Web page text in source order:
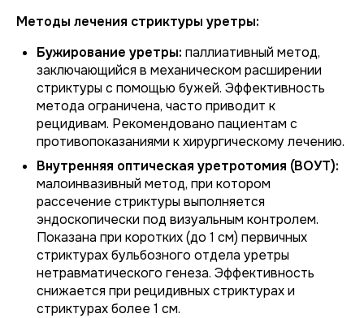
Методы лечения стриктуры уретры:
Бужирование уретры: паллиативный метод,
заключающийся в механическом расширении
стриктуры с помощью бужей. Эффективность
метода ограничена, часто приводит к
рецидивам. Рекомендовано пациентам с
противопоказаниями к хирургическому лечению.
Внутренняя оптическая уретротомия (ВОУТ):
малоинвазивный метод, при котором
рассечение стриктуры выполняется
эндоскопически под визуальным контролем.
Показана при коротких (до 1 см) первичных
стриктурах бульбозного отдела уретры
нетравматического генеза. Эффективность
снижается при рецидивных стриктурах и
стриктурах более 1 см.